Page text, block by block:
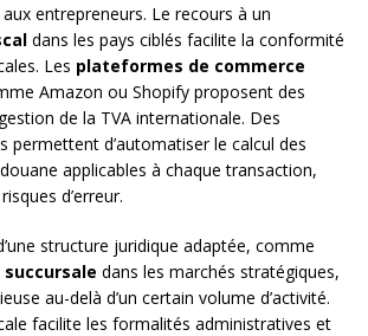
entrepreneurs. Le recours à un
dans les pays ciblés facilite la conformité
Les plateformes de commerce
Amazon ou Shopify proposent des
de la TVA internationale. Des
permettent d’automatiser le calcul des
applicables à chaque transaction,
d’erreur.
structure juridique adaptée, comme
succursale dans les marchés stratégiques,
au-delà d’un certain volume d’activité.
facilite les formalités administratives et